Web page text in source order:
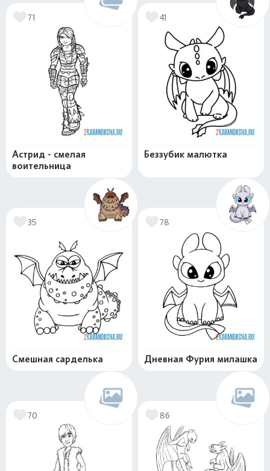
71
Астрид - смелая
воительница
41
Беззубик малютка
35
Смешная сарделька
78
Дневная Фурия милашка
70 86